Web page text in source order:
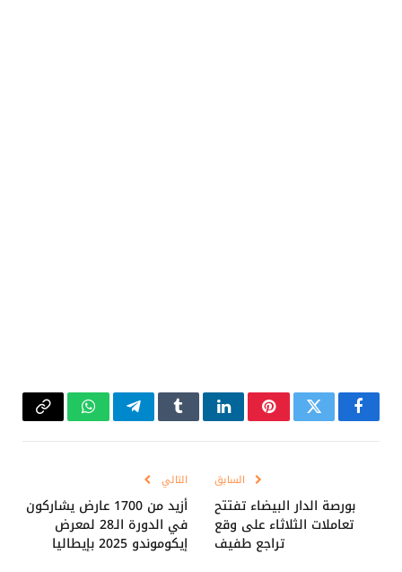
فيسبوكتويتر بينتيريستلينكدإنTumblrتيلقرامواتسابCopy
السابق
بورصة الدار البيضاء تفتتح
تعاملات الثلاثاء على وقع
تراجع طفيف
التالي
أزيد من 1700 عارض يشاركون
في الدورة الـ28 لمعرض
إيكوموندو 2025 بإيطاليا